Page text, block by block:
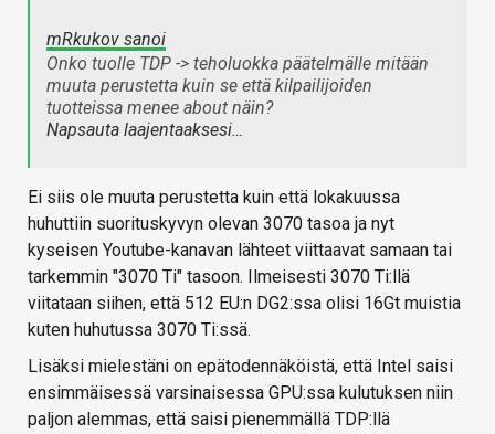
mRkukov sanoi
Onko tuolle TDP -> teholuokka päätelmälle mitään
muuta perustetta kuin se että kilpailijoiden
tuotteissa menee about näin?
Napsauta laajentaaksesi…
Ei siis ole muuta perustetta kuin että lokakuussa
huhuttiin suorituskyvyn olevan 3070 tasoa ja nyt
kyseisen Youtube-kanavan lähteet viittaavat samaan tai
tarkemmin "3070 Ti" tasoon. Ilmeisesti 3070 Ti:llä
viitataan siihen, että 512 EU:n DG2:ssa olisi 16Gt muistia
kuten huhutussa 3070 Ti:ssä.
Lisäksi mielestäni on epätodennäköistä, että Intel saisi
ensimmäisessä varsinaisessa GPU:ssa kulutuksen niin
paljon alemmas, että saisi pienemmällä TDP:llä